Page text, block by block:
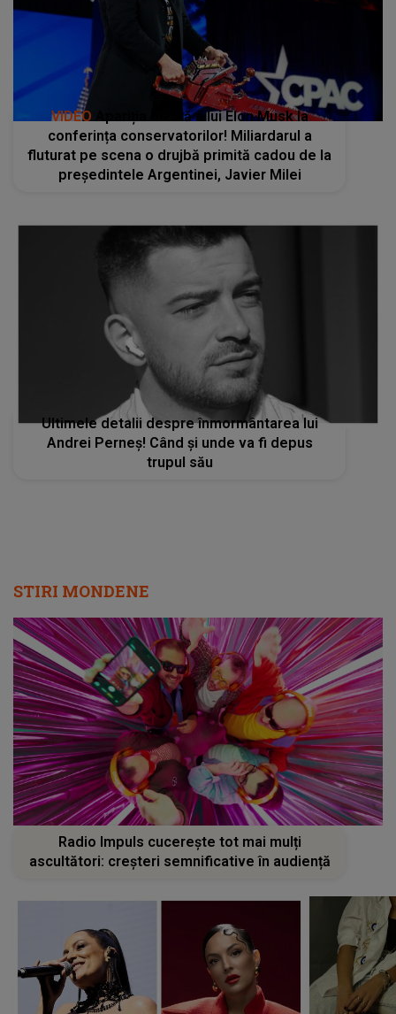
VIDEO Apariția bizară a lui Elon Musk la
conferința conservatorilor! Miliardarul a
fluturat pe scena o drujbă primită cadou de la
președintele Argentinei, Javier Milei
Ultimele detalii despre înmormântarea lui
Andrei Perneș! Când și unde va fi depus
trupul său
STIRI MONDENE
Radio Impuls cucerește tot mai mulți
ascultători: creșteri semnificative în audiență